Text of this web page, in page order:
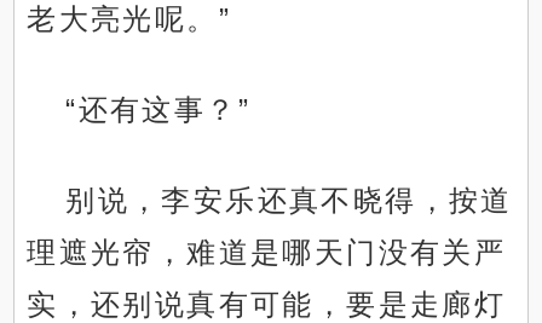
老大亮光呢。”
“还有这事？”
别说，李安乐还真不晓得，按道
理遮光帘，难道是哪天门没有关严
实，还别说真有可能，要是走廊灯